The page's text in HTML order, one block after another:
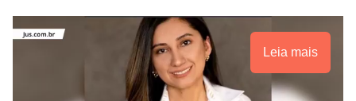
Leia mais